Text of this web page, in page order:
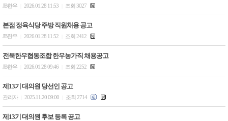
JB한우 2026.01.28 11:53 조회 3027
본점 정육식당 주방 직원채용 공고
JB한우 2026.01.28 11:52 조회 2412
전북한우협동조합 한우농가직 채용공고
JB한우 2026.01.28 09:46 조회 2252
제13기 대의원 당선인 공고
관리자 2025.11.20 09:00 조회 2714
제13기 대의원 후보 등록 공고